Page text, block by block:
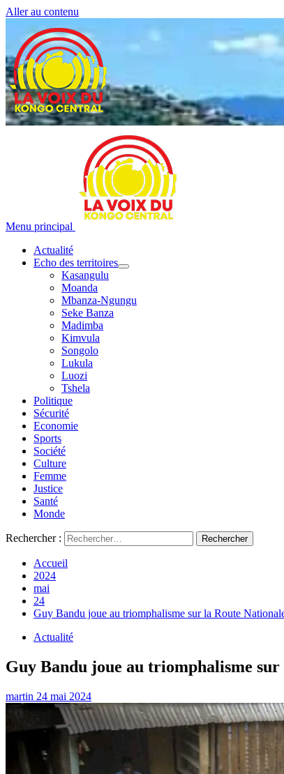
Aller au contenu
Menu principal
Actualité
Echo des territoires
Kasangulu
Moanda
Mbanza-Ngungu
Seke Banza
Madimba
Kimvula
Songolo
Lukula
Luozi
Tshela
Politique
Sécurité
Economie
Sports
Société
Culture
Femme
Justice
Santé
Monde
Rechercher :
Accueil
2024
mai
24
Guy Bandu joue au triomphalisme sur la Route
Actualité
Guy Bandu joue au triomphalisme
martin 24 mai 2024